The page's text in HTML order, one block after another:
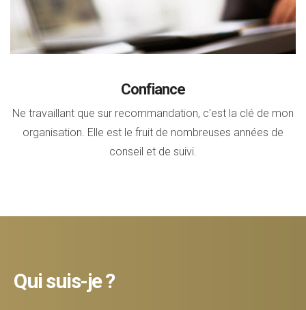
Confiance
Ne travaillant que sur recommandation, c'est la clé de mon
organisation. Elle est le fruit de nombreuses années de
conseil et de suivi.
Qui suis-je ?